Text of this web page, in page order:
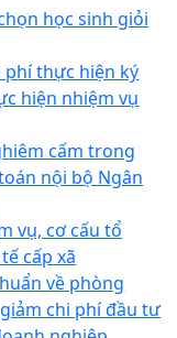
học sinh giỏi
phí thực hiện ký
hiện nhiệm vụ
cấm trong
nội bộ Ngân
vụ, cơ cấu tổ
cấp xã
về phòng
chi phí đầu tư